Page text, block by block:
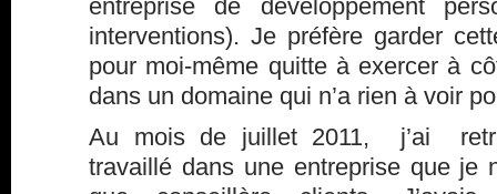
entreprise de développement
interventions). Je préfère garder
pour moi-même quitte à exercer à
dans un domaine qui n’a rien à voir
Au mois de juillet 2011, j’ai
travaillé dans une entreprise que je